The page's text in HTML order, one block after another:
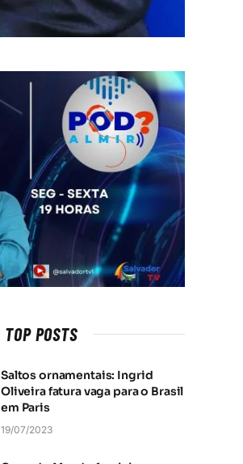
TOP POSTS
Saltos ornamentais: Ingrid
Oliveira fatura vaga para o Brasil
em Paris
19/07/2023